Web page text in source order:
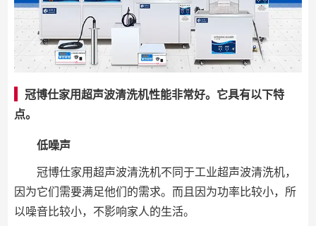
冠博仕家用超声波清洗机性能非常好。它具有以下特
点。
低噪声
冠博仕家用超声波清洗机不同于工业超声波清洗机，
因为它们需要满足他们的需求。而且因为功率比较小，所
以噪音比较小，不影响家人的生活。